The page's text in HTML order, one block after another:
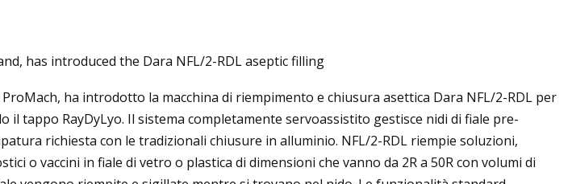
Nov 20, 2023
“migliori” (giugno 2023)
has introduced the Dara NFL/2-RDL aseptic filling
ha introdotto la macchina di riempimento e chiusura asettica Dara NFL/2-RDL per
il tappo RayDyLyo. Il sistema completamente servoassistito gestisce nidi di fiale pre-
richiesta con le tradizionali chiusure in alluminio. NFL/2-RDL riempie soluzioni,
o vaccini in fiale di vetro o plastica di dimensioni che vanno da 2R a 50R con volumi di